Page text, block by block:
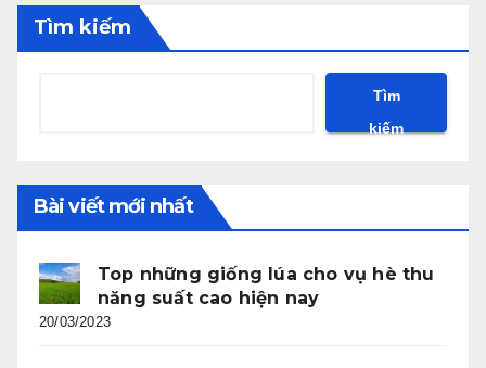
Tìm kiếm
Tìm
kiếm
Bài viết mới nhất
Top những giống lúa cho vụ hè thu
năng suất cao hiện nay
20/03/2023